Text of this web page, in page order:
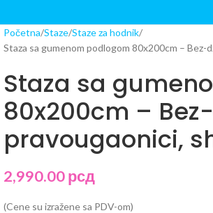
Početna Staze Staze za hodnik
Staza sa gumenom podlogom 80x200cm – Bez-
Staza sa
80x200cm –
pravougaonici,
2,990.00рсд
(Cene su izražene sa PDV-om)